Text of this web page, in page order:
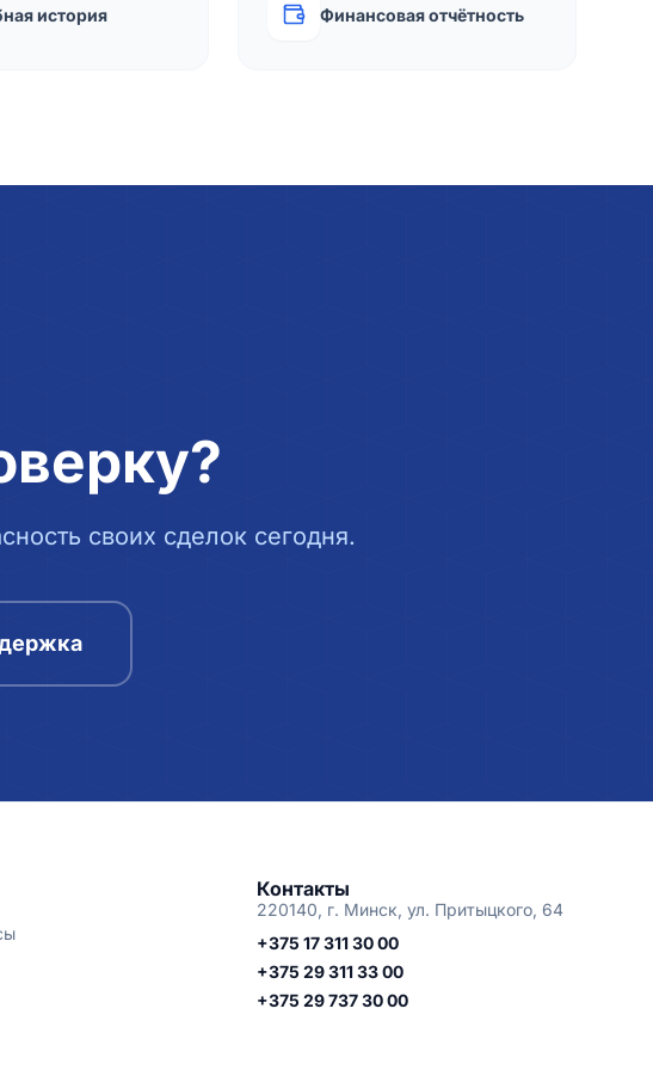
история Финансовая отчётность
своих сделок сегодня.
Контакты
220140, г. Минск, ул. Притыцкого, 64
+375 17 311 30 00
+375 29 311 33 00
+375 29 737 30 00